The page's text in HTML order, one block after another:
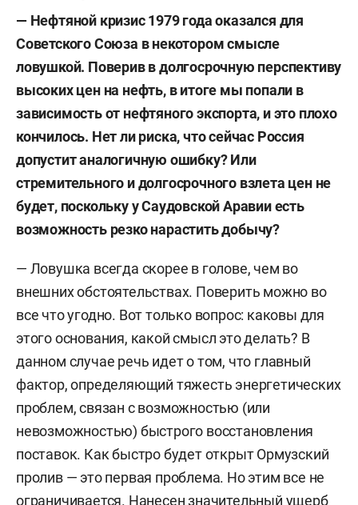
— Нефтяной кризис 1979 года оказался для
Советского Союза в некотором смысле
ловушкой. Поверив в долгосрочную перспективу
высоких цен на нефть, в итоге мы попали в
зависимость от нефтяного экспорта, и это плохо
кончилось. Нет ли риска, что сейчас Россия
допустит аналогичную ошибку?Или
стремительного и долгосрочного взлета цен не
будет, поскольку у Саудовской Аравии есть
возможность резко нарастить добычу?
— Ловушка всегда скорее в голове, чем во
внешних обстоятельствах. Поверить можно во
все что угодно. Вот только вопрос: каковы для
этого основания, какой смысл это делать? В
данном случае речь идет о том, что главный
фактор, определяющий тяжесть энергетических
проблем, связан с возможностью (или
невозможностью) быстрого восстановления
поставок. Как быстро будет открыт Ормузский
пролив — это первая проблема. Но этим все не
ограничивается. Нанесен значительный ущерб